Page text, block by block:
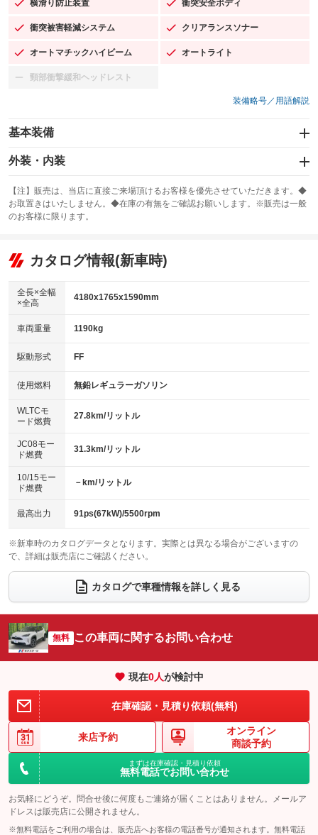
横滑り防止装置
：装備あり 衝突安全ボディ
：装備あり
衝突被害軽減システム
：装備あり クリアランスソナー
：装備あり
オートマチックハイビーム
：装備あり オートライト
：装備あり
頸部衝撃緩和ヘッドレスト
：装備なし
装備略号／用語解説
基本装備
エアバッグ：運転席/助手席/サイド
：装備あり
：装備なし
サンルーフ
：装備なし ABS
リフトアップ
：装備なし
：装備なし
パワーウィンドウ
アイドリングストップ
：装備なし
USB入力端子
：装備あり
100V電源
：装備なし
センターデフロック
：装備なし
電動格納ミラー
：装備あり
外装・内装
カーナビ：メモリーナビ他
：装備あり
TV：フルセグ
：装備あり
ビジュアル
：装備なし
：装備あり
革シート
キーレス
HID(キセノンライト)
：装備なし
バックカメラ
：装備あり
エアロ
：装備なし
：装備なし
パワーシート
ベンチシート
：装備なし
チップアップシート
：装備なし
：装備なし ：装備あり
ウォークスルー
：装備なし
電動リアゲート フロントカメラ
：装備あり
：装備なし ：装備あり
サイドカメラ
：装備あり ルーフレール
：装備なし
：装備なし
：装備なし
【注】販売は、当店に直接ご来場頂けるお客様を優先させていただきます。◆
お取置きはいたしません。◆在庫の有無をご確認お願いします。※販売は一般
のお客様に限ります。
カタログ情報(新車時)
全長×全幅
×全高
4180x1765x1590mm
車両重量 1190kg
駆動形式 FF
使用燃料 無鉛レギュラーガソリン
WLTCモ
ード燃費
27.8km/リットル
JC08モー
ド燃費
31.3km/リットル
10/15モー
ド燃費
－km/リットル
最高出力 91ps(67kW)/5500rpm
※新車時のカタログデータとなります。実際とは異なる場合がございますの
で、詳細は販売店にご確認ください。
カタログで車種情報を詳しく見る
無料 この車両に関するお問い合わせ
現在0人が検討中
在庫確認・見積り依頼(無料)
来店予約
オンライン
商談予約
まずは在庫確認・見積り依頼
無料電話でお問い合わせ
お気軽にどうぞ。問合せ後に何度もご連絡が届くことはありません。メールア
ドレスは販売店に公開されません。
※無料電話をご利用の場合は、販売店へお客様の電話番号が通知されます。無料電話